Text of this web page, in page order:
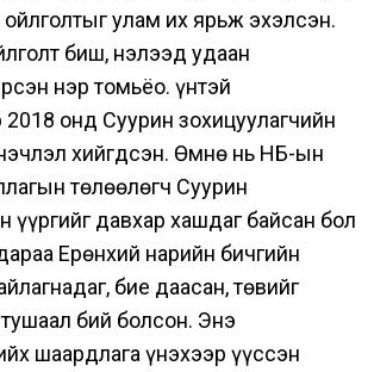
ойлголтыг улам их ярьж эхэлсэн.
биш, нэлээд удаан
нэр томьёо. Үүнтэй
2018 онд Суурин зохицуулагчийн
хийгдсэн. Өмнө нь НҮБ-ын
төлөөлөгч Суурин
үүргийг давхар хашдаг байсан бол
Ерөнхий нарийн бичгийн
бие даасан, төвийг
бий болсон. Энэ
шаардлага үнэхээр үүссэн